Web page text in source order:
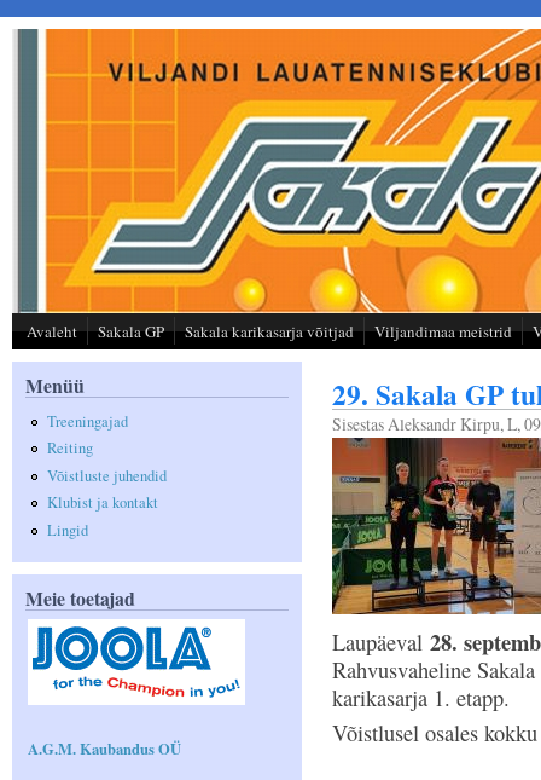
Liigu edasi põhisisu juurde
Avaleht Sakala GP Sakala karikasarja võitjad Viljandimaa meistrid
Menüü
Treeningajad
Reiting
Võistluste juhendid
Klubist ja kontakt
Lingid
Meie toetajad
A.G.M. Kaubandus OÜ
29. Sakala GP
SisestasAleksandr Kirpu, L,
Laupäeval 28.
Rahvusvaheline
karikasarja 1. etapp.
Võistlusel osales